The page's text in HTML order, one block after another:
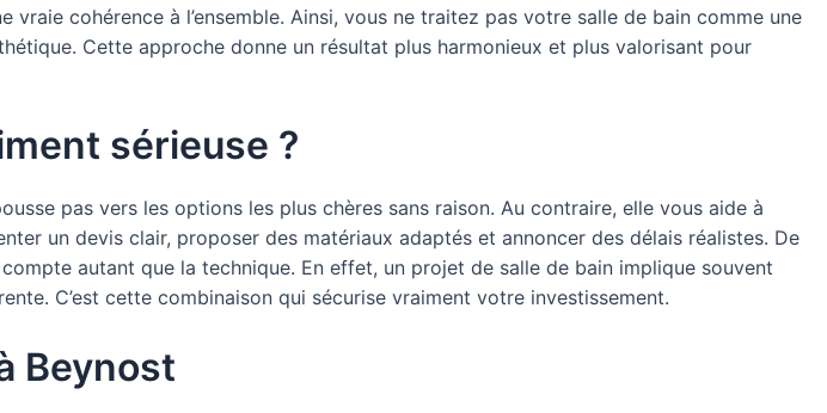
cohérence à l’ensemble. Ainsi, vous ne traitez pas votre salle de bain comme une
Cette approche donne un résultat plus harmonieux et plus valorisant pour
sérieuse ?
pas vers les options les plus chères sans raison. Au contraire, elle vous aide à
un devis clair, proposer des matériaux adaptés et annoncer des délais réalistes. De
autant que la technique. En effet, un projet de salle de bain implique souvent
C’est cette combinaison qui sécurise vraiment votre investissement.
Beynost